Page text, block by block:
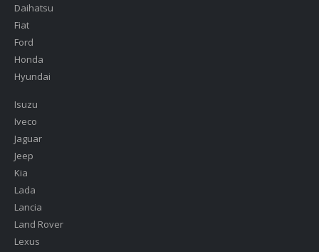
Daihatsu
Fiat
Ford
Honda
Hyundai
Isuzu
Iveco
Jaguar
Jeep
Kia
Lada
Lancia
Land Rover
Lexus